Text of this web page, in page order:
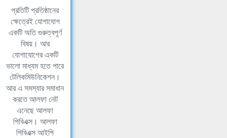
প্রতিটি প্রতিষ্ঠানের
ক্ষেত্রেই যোগাযোগ
একটি অতি গুরুত্বপূর্ণ
বিষয়। আর
যোগাযোগের একটি
ভালো মাধ্যম হতে পারে
টেলিকমিউনিকেশন।
আর এ সমস্যার সমাধান
করতে আলফা নেট
এনেছে আলফা
পিবিএক্স। আলফা
পিবিএক্স আইপি